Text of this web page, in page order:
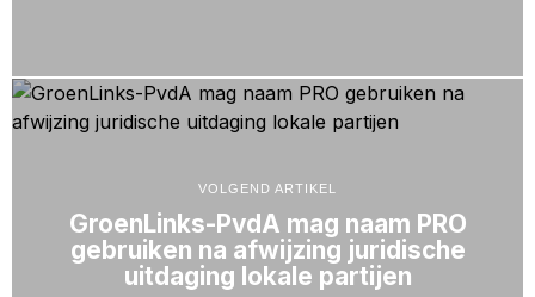
VOLGEND ARTIKEL
GroenLinks-PvdA mag naam PRO
gebruiken na afwijzing juridische
uitdaging lokale partijen